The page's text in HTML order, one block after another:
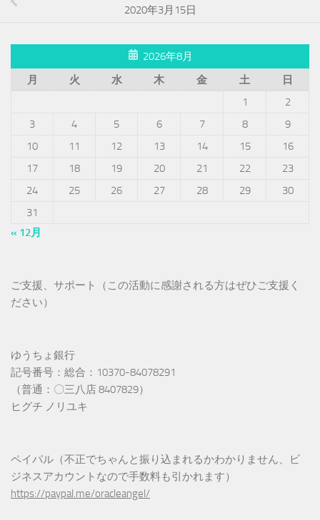
2020年3月15日
2026年8月
月
火 水 木 金 土
日
1
2
3
4 5 6 7 8
9
10
11 12 13 14 15
16
17
18 19 20 21 22
23
24
25 26 27 28 29
30
31
« 12月
ご支援、サポート（この活動に感謝される方はぜひご支援く
ださい）
ゆうちょ銀行
記号番号：総合：10370-84078291
（普通：〇三八店 8407829）
ヒグチ ノリユキ
ペイパル（不正でちゃんと振り込まれるかわかりません、ビ
ジネスアカウントなので手数料も引かれます）
https://paypal.me/oracleangel/